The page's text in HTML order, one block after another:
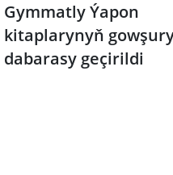
Gymmatly Ýapon
kitaplarynyň
dabarasy geçirildi